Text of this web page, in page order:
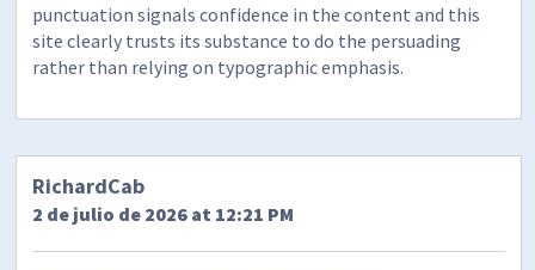
punctuation signals confidence in the content and this
site clearly trusts its substance to do the persuading
rather than relying on typographic emphasis.
RichardCab
2 de julio de 2026 at 12:21 PM